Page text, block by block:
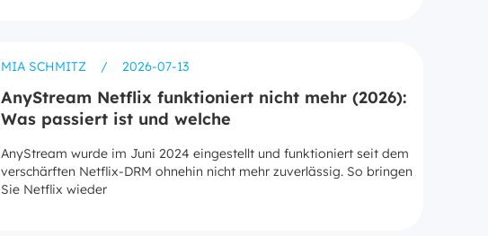
MIA SCHMITZ / 2026-07-13
AnyStream Netflix funktioniert nicht mehr (2026):
Was passiert ist und welche
AnyStream wurde im Juni 2024 eingestellt und funktioniert seit dem
verschärften Netflix-DRM ohnehin nicht mehr zuverlässig. So bringen
Sie Netflix wieder